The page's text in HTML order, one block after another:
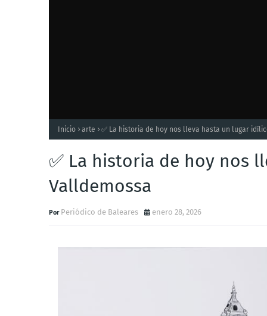
Inicio arte ✅ La historia de hoy nos lleva hasta un lugar
✅ La historia de hoy nos
Valldemossa
Periódico de Baleares enero 28, 2026